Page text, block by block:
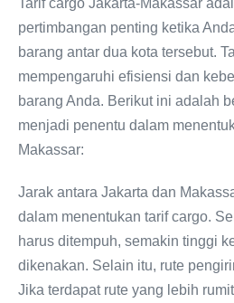
Tarif cargo Jakarta-Makassar
pertimbangan penting ketika
barang antar dua kota tersebut.
mempengaruhi efisiensi dan
barang Anda. Berikut ini adalah
menjadi penentu dalam
Makassar:
Jarak antara Jakarta dan
dalam menentukan tarif cargo.
harus ditempuh, semakin tinggi
dikenakan. Selain itu, rute
Jika terdapat rute yang lebih